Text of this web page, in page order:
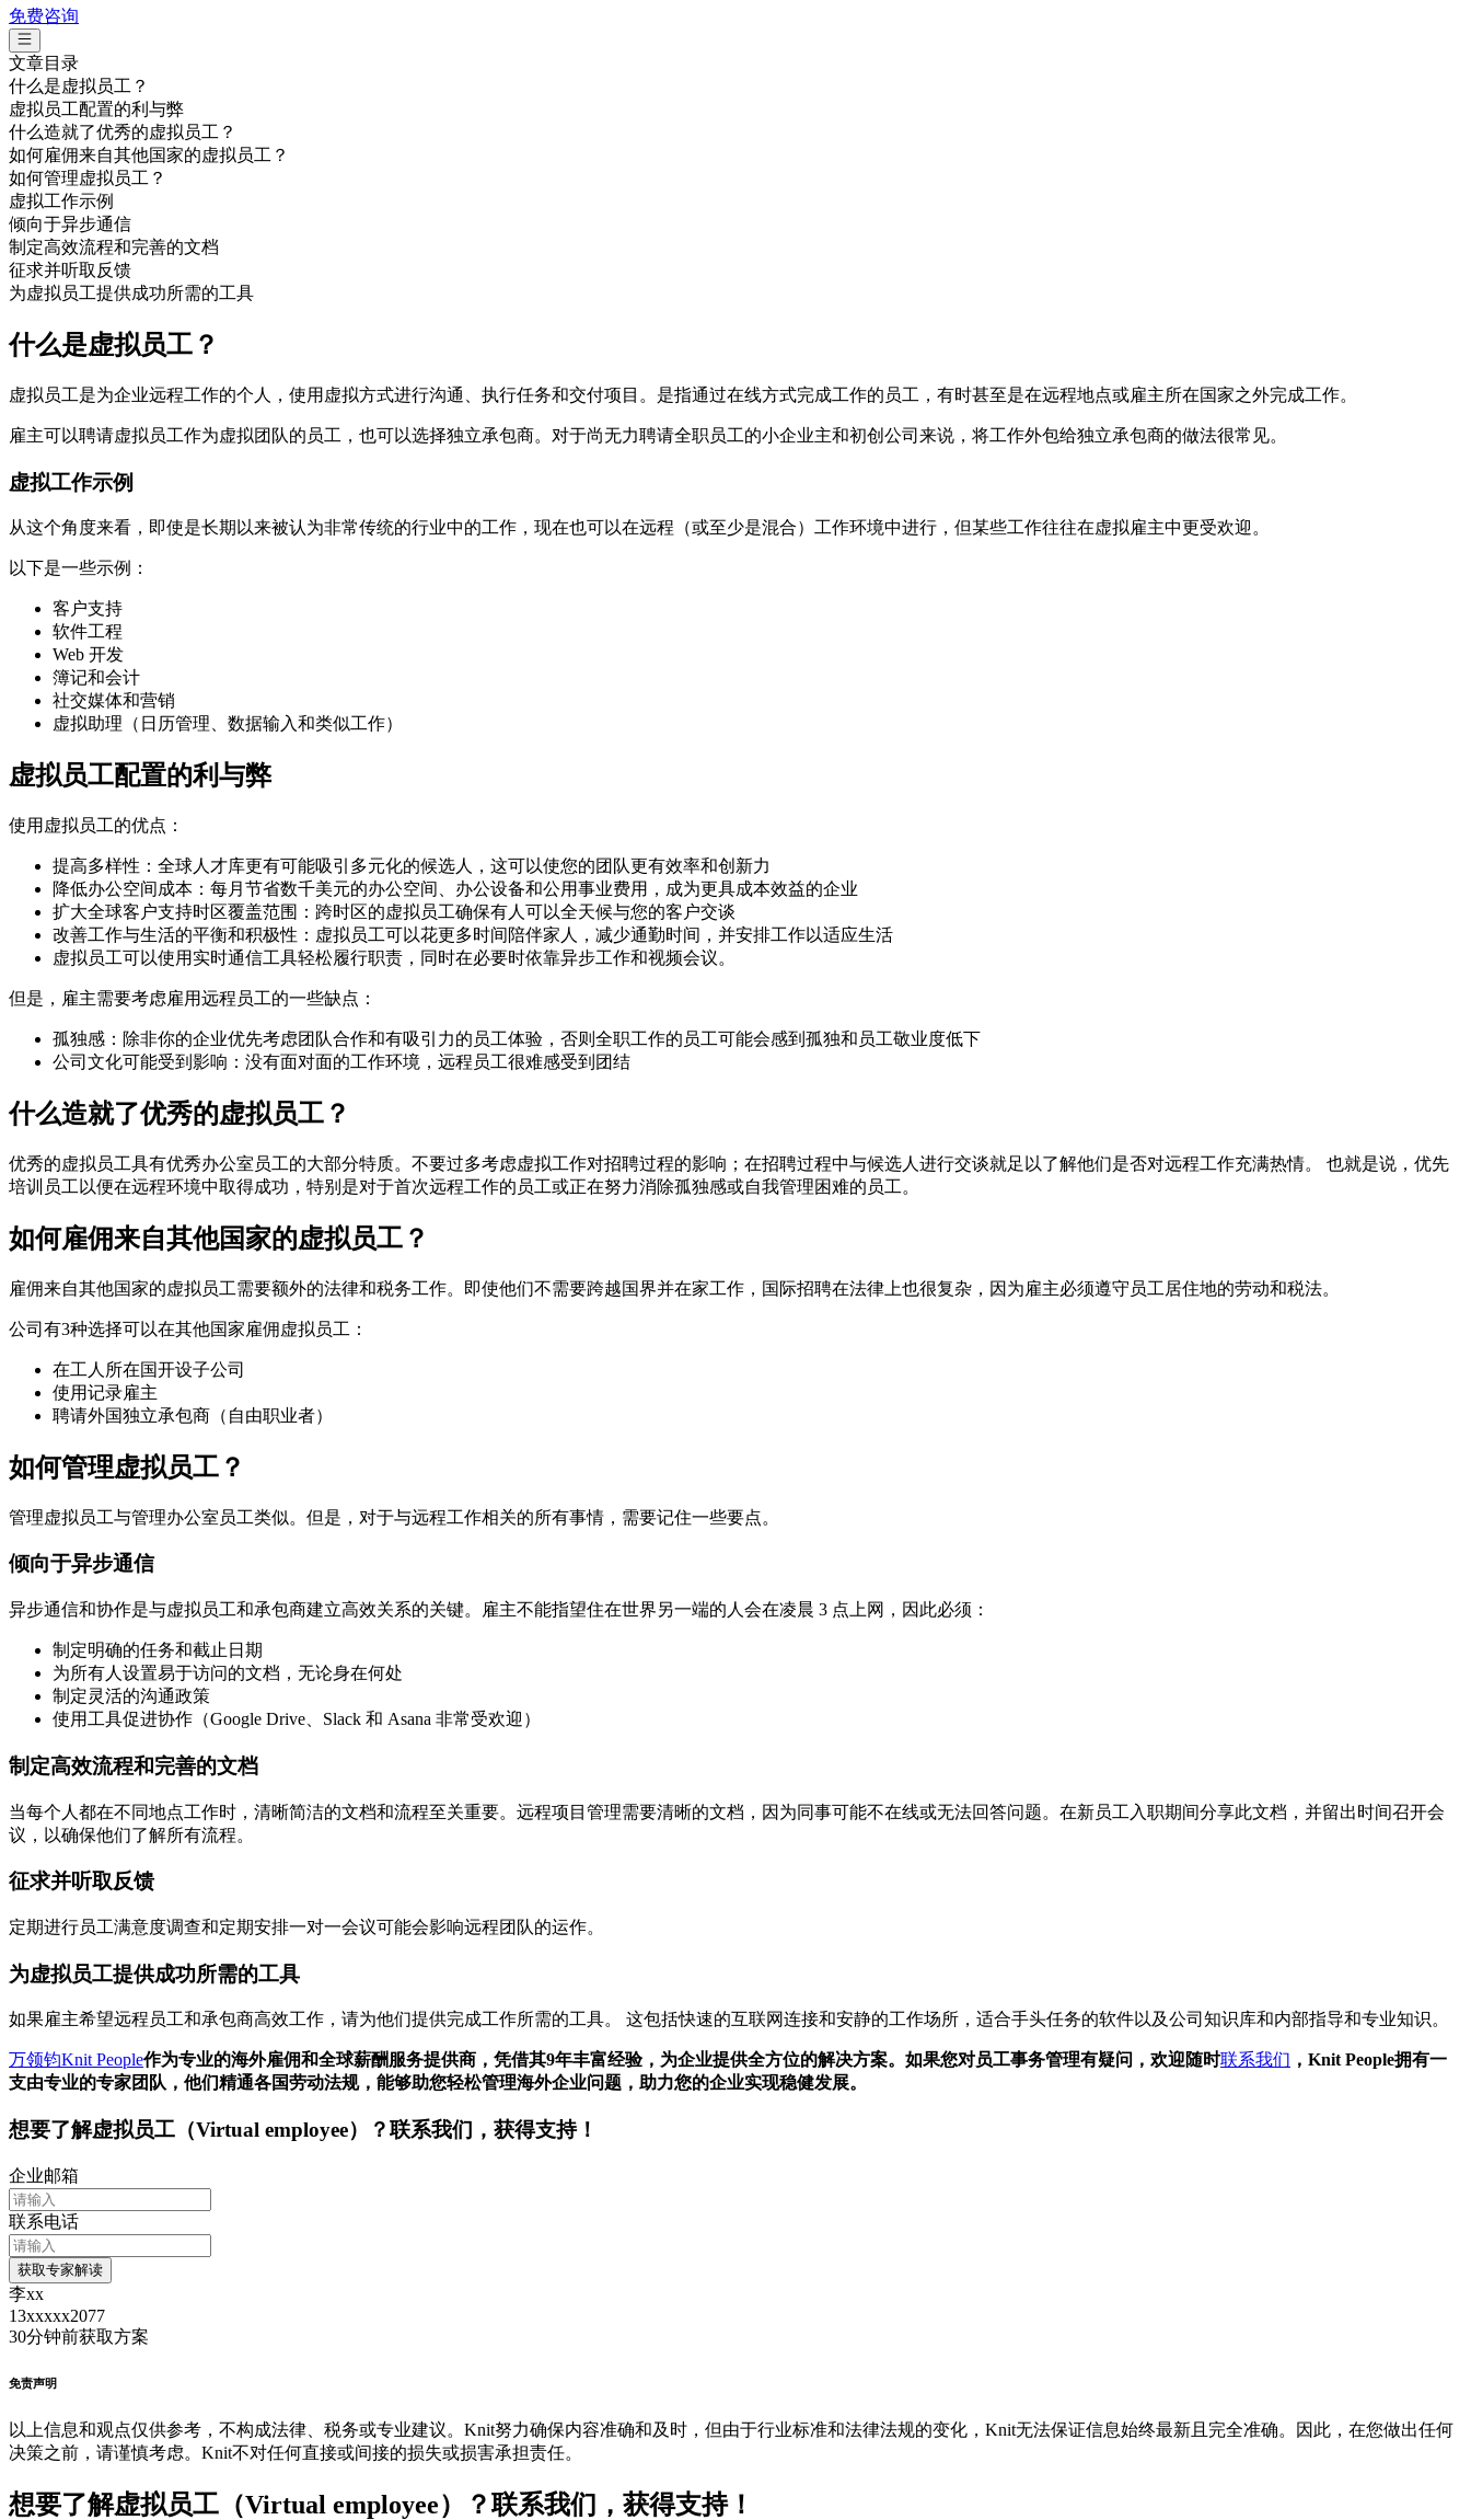
免费咨询
文章目录
什么是虚拟员工？
虚拟员工配置的利与弊
什么造就了优秀的虚拟员工？
如何雇佣来自其他国家的虚拟员工？
如何管理虚拟员工？
虚拟工作示例
倾向于异步通信
制定高效流程和完善的文档
征求并听取反馈
为虚拟员工提供成功所需的工具
什么是虚拟员工？
虚拟员工是为企业远程工作的个人，使用虚拟方式进行沟通、执行任务和交付项目。是指通过在线方式完成工作的员工，有时甚至是在远程地点或雇主所在国家之外完成工作。
雇主可以聘请虚拟员工作为虚拟团队的员工，也可以选择独立承包商。对于尚无力聘请全职员工的小企业主和初创公司来说，将工作外包给独立承包商的做法很常见。
虚拟工作示例
从这个角度来看，即使是长期以来被认为非常传统的行业中的工作，现在也可以在远程（或至少是混合）工作环境中进行，但某些工作往往在虚拟雇主中更受欢迎。
以下是一些示例：
客户支持
软件工程
Web 开发
簿记和会计
社交媒体和营销
虚拟助理（日历管理、数据输入和类似工作）
虚拟员工配置的利与弊
使用虚拟员工的优点：
提高多样性：全球人才库更有可能吸引多元化的候选人，这可以使您的团队更有效率和创新力
降低办公空间成本：每月节省数千美元的办公空间、办公设备和公用事业费用，成为更具成本效益的企业
扩大全球客户支持时区覆盖范围：跨时区的虚拟员工确保有人可以全天候与您的客户交谈
改善工作与生活的平衡和积极性：虚拟员工可以花更多时间陪伴家人，减少通勤时间，并安排工作以适应生活
虚拟员工可以使用实时通信工具轻松履行职责，同时在必要时依靠异步工作和视频会议。
但是，雇主需要考虑雇用远程员工的一些缺点：
孤独感：除非你的企业优先考虑团队合作和有吸引力的员工体验，否则全职工作的员工可能会感到孤独和员工敬业度低下
公司文化可能受到影响：没有面对面的工作环境，远程员工很难感受到团结
什么造就了优秀的虚拟员工？
优秀的虚拟员工具有优秀办公室员工的大部分特质。不要过多考虑虚拟工作对招聘过程的影响；在招聘过程中与候选人进行交谈就足以了解他们是否对远程工作充满热情。 也就是说，优先
培训员工以便在远程环境中取得成功，特别是对于首次远程工作的员工或正在努力消除孤独感或自我管理困难的员工。
如何雇佣来自其他国家的虚拟员工？
雇佣来自其他国家的虚拟员工需要额外的法律和税务工作。即使他们不需要跨越国界并在家工作，国际招聘在法律上也很复杂，因为雇主必须遵守员工居住地的劳动和税法。
公司有3种选择可以在其他国家雇佣虚拟员工：
在工人所在国开设子公司
使用记录雇主
聘请外国独立承包商（自由职业者）
如何管理虚拟员工？
管理虚拟员工与管理办公室员工类似。但是，对于与远程工作相关的所有事情，需要记住一些要点。
倾向于异步通信
异步通信和协作是与虚拟员工和承包商建立高效关系的关键。雇主不能指望住在世界另一端的人会在凌晨 3 点上网，因此必须：
制定明确的任务和截止日期
为所有人设置易于访问的文档，无论身在何处
制定灵活的沟通政策
使用工具促进协作（Google Drive、Slack 和 Asana 非常受欢迎）
制定高效流程和完善的文档
当每个人都在不同地点工作时，清晰简洁的文档和流程至关重要。远程项目管理需要清晰的文档，因为同事可能不在线或无法回答问题。在新员工入职期间分享此文档，并留出时间召开会
议，以确保他们了解所有流程。
征求并听取反馈
定期进行员工满意度调查和定期安排一对一会议可能会影响远程团队的运作。
为虚拟员工提供成功所需的工具
如果雇主希望远程员工和承包商高效工作，请为他们提供完成工作所需的工具。 这包括快速的互联网连接和安静的工作场所，适合手头任务的软件以及公司知识库和内部指导和专业知识。
万领钧Knit People作为专业的海外雇佣和全球薪酬服务提供商，凭借其9年丰富经验，为企业提供全方位的解决方案。如果您对员工事务管理有疑问，欢迎随时联系我们 ，Knit People拥有一
支由专业的专家团队，他们精通各国劳动法规，能够助您轻松管理海外企业问题，助力您的企业实现稳健发展。
想要了解虚拟员工（Virtual employee） ？联系我们，获得支持！
企业邮箱
联系电话
获取专家解读
李xx
13xxxxx2077
30分钟前获取方案
免责声明
以上信息和观点仅供参考，不构成法律、税务或专业建议。Knit努力确保内容准确和及时，但由于行业标准和法律法规的变化，Knit无法保证信息始终最新且完全准确。因此，在您做出任何
决策之前，请谨慎考虑。Knit不对任何直接或间接的损失或损害承担责任。
想要了解虚拟员工（Virtual employee）？联系我们，获得支持！